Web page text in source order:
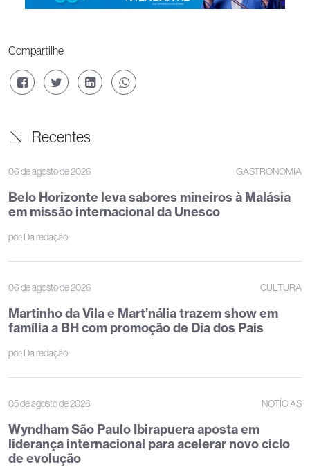
Compartilhe
Recentes
06 de agosto de 2026 GASTRONOMIA
Belo Horizonte leva sabores mineiros à Malásia
em missão internacional da Unesco
por:Da redação
06 de agosto de 2026 CULTURA
Martinho da Vila e Mart’nália trazem show em
família a BH com promoção de Dia dos Pais
por:Da redação
05 de agosto de 2026 NOTÍCIAS
Wyndham São Paulo Ibirapuera aposta em
liderança internacional para acelerar novo ciclo
de evolução